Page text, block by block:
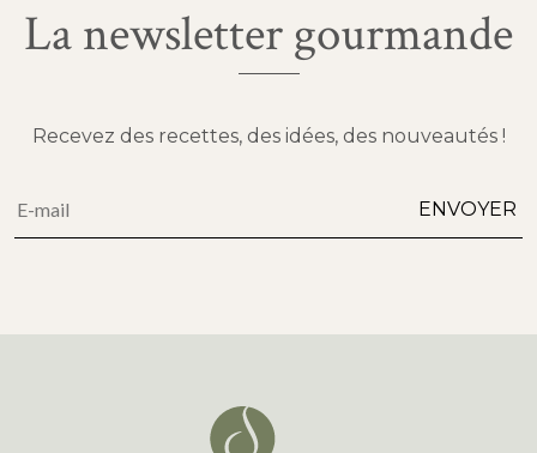
La newsletter gourmande
Recevez des recettes, des idées, des nouveautés !
ENVOYER
Alternative: